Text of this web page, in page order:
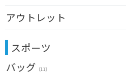
その他（42）
シャフト
パター(左用)
USモデル
アイアン単品(女性用)（14）
ウェッジ(女性用)
チッパー(女性用)
USモデル
レインウェア
グローブ
その他
アウトレット
ドライバー
フェアウェイウッド
スポーツ
バッグ （11）